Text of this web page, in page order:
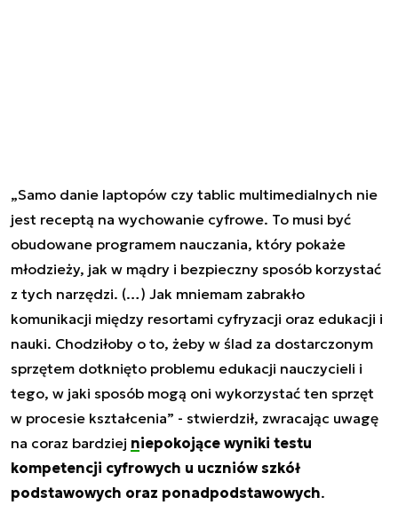
„Samo danie laptopów czy tablic multimedialnych nie
jest receptą na wychowanie cyfrowe. To musi być
obudowane programem nauczania, który pokaże
młodzieży, jak w mądry i bezpieczny sposób korzystać
z tych narzędzi. (…) Jak mniemam zabrakło
komunikacji między resortami cyfryzacji oraz edukacji i
nauki. Chodziłoby o to, żeby w ślad za dostarczonym
sprzętem dotknięto problemu edukacji nauczycieli i
tego, w jaki sposób mogą oni wykorzystać ten sprzęt
w procesie kształcenia” - stwierdził, zwracając uwagę
na coraz bardziej niepokojące wyniki testu
kompetencji cyfrowych u uczniów szkół
podstawowych oraz ponadpodstawowych.